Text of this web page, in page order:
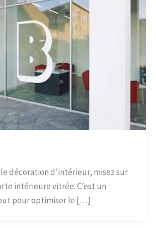
décoration d’intérieur, misez sur
intérieure vitrée. C’est un
pour optimiser le […]